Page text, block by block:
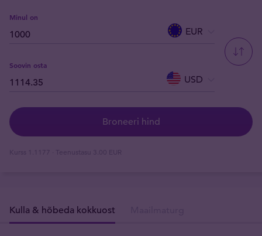
Minul on
EUR
Soovin osta
USD
Broneeri hind
Kurss 1.1177 · Teenustasu 3.00 EUR
Kulla & hõbeda kokkuost